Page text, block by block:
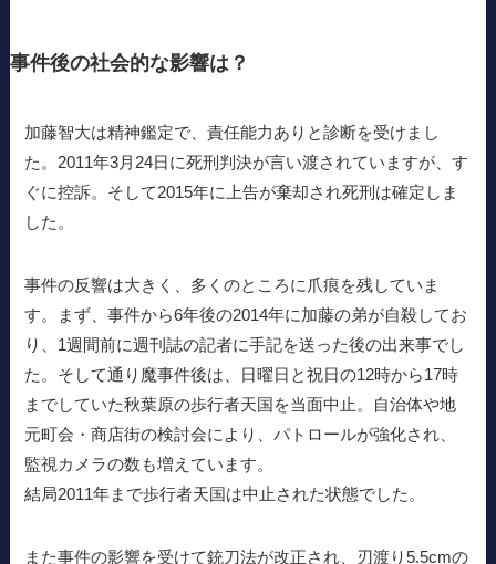
事件後の社会的な影響は？
加藤智大は精神鑑定で、責任能力ありと診断を受けまし
た。2011年3月24日に死刑判決が言い渡されていますが、す
ぐに控訴。そして2015年に上告が棄却され死刑は確定しま
した。
事件の反響は大きく、多くのところに爪痕を残していま
す。まず、事件から6年後の2014年に加藤の弟が自殺してお
り、1週間前に週刊誌の記者に手記を送った後の出来事でし
た。そして通り魔事件後は、日曜日と祝日の12時から17時
までしていた秋葉原の歩行者天国を当面中止。自治体や地
元町会・商店街の検討会により、パトロールが強化され、
監視カメラの数も増えています。
結局2011年まで歩行者天国は中止された状態でした。
また事件の影響を受けて銃刀法が改正され、刃渡り5.5cmの